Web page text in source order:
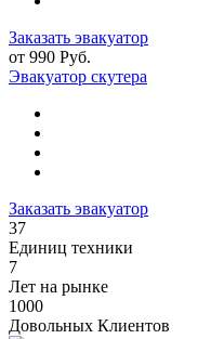
Заказать эвакуатор
от 990 Руб.
Эвакуатор скутера
Заказать эвакуатор
37
Единиц техники
7
Лет на рынке
1000
Довольных Клиентов